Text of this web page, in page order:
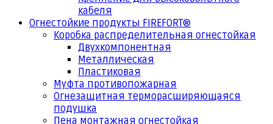
кабеля
Огнестойкие продукты FIREFORT®
Коробка распределительная огнестойкая
Двухкомпонентная
Металлическая
Пластиковая
Муфта противопожарная
Огнезащитная терморасширяющаяся
подушка
Пена монтажная огнестойкая